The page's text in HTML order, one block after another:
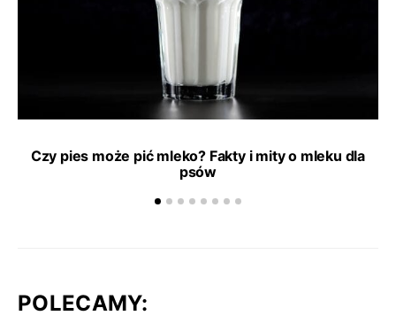
Czy pies może pić mleko? Fakty i mity o mleku dla
psów
POLECAMY: